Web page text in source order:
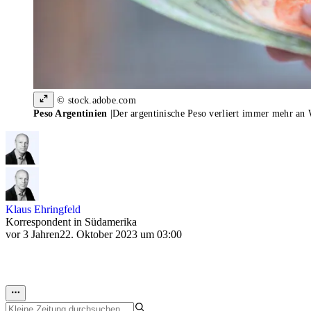
© stock.adobe.com
Peso Argentinien |Der argentinische Peso verliert immer mehr an
Klaus Ehringfeld
Korrespondent in Südamerika
vor 3 Jahren22. Oktober 2023 um 03:00